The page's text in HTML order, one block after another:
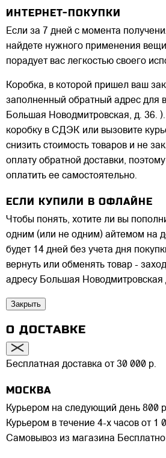
ИНТЕРНЕТ-ПОКУПКИ
Если за 7 дней с момента
найдете нужного применения
порадует вас легкостью своего
Коробка, в которой пришел ваш
заполненный обратный адрес для
Большая Новодмитровская, д. 36.
коробку в СДЭК или вызовите
снизить стоимость товаров и не
оплату обратной доставки,
оплатить ее самостоятельно.
ЕСЛИ КУПИЛИ В ОФЛАЙНЕ
Чтобы понять, хотите ли вы
одним (или не одним) айтемом на
будет 14 дней без учета дня
вернуть или обменять товар -
адресу Большая Новодмитровская
Закрыть
О ДОСТАВКЕ
Бесплатная доставка от 30 000 р.
МОСКВА
Курьером на следующий день 800
Курьером в течение 4-х часов от 1
Самовывоз из магазина Бесплатно